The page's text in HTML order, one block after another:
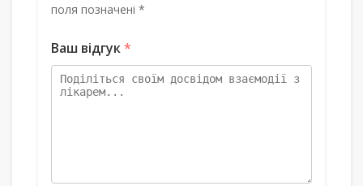
поля позначені *
Ваш відгук*